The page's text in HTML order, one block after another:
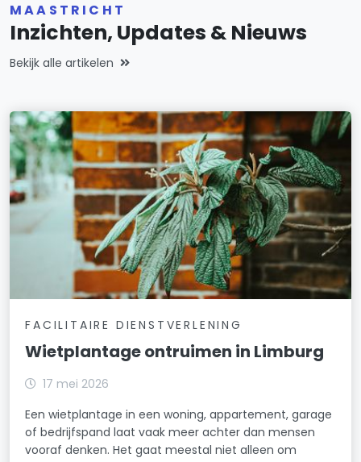
MAASTRICHT
Inzichten, Updates & Nieuws
Bekijk alle artikelen
FACILITAIRE DIENSTVERLENING
Wietplantage ontruimen in Limburg
17 mei 2026
Een wietplantage in een woning, appartement, garage
of bedrijfspand laat vaak meer achter dan mensen
vooraf denken. Het gaat meestal niet alleen om